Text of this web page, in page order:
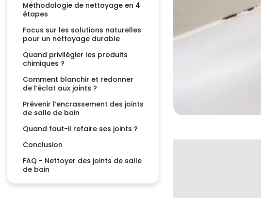
Méthodologie de nettoyage en 4
étapes
Focus sur les solutions naturelles
pour un nettoyage durable
Quand privilégier les produits
chimiques ?
Comment blanchir et redonner
de l’éclat aux joints ?
Prévenir l’encrassement des joints
de salle de bain
Quand faut-il refaire ses joints ?
Conclusion
FAQ - Nettoyer des joints de salle
de bain